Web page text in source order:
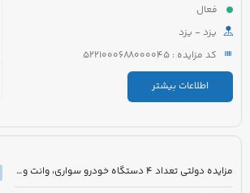
فعال
یزد - یزد
کد مزایده : 5221000688000045
اطلاعات بیشتر
مزایده دولتی تعداد 4 دستگاه خودرو سواری، وانت و مینی بوس